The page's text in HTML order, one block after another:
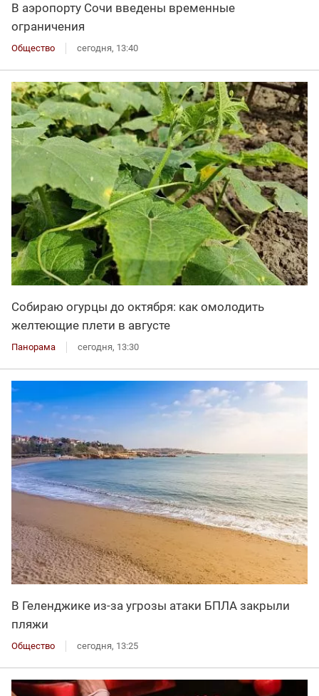
В аэропорту Сочи введены временные
ограничения
Общество сегодня, 13:40
Собираю огурцы до октября: как омолодить
желтеющие плети в августе
Панорама сегодня, 13:30
В Геленджике из-за угрозы атаки БПЛА закрыли
пляжи
Общество сегодня, 13:25